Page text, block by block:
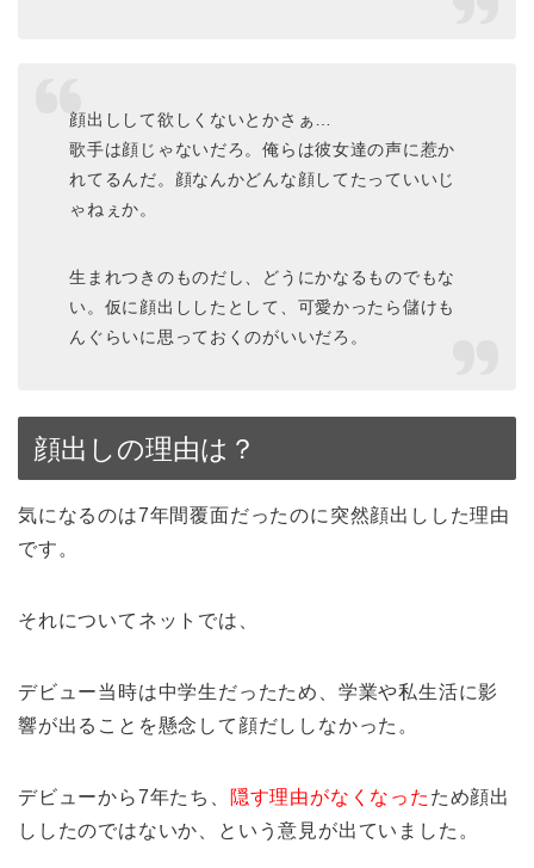
顔出しして欲しくないとかさぁ…
歌手は顔じゃないだろ。俺らは彼女達の声に惹か
れてるんだ。顔なんかどんな顔してたっていいじ
ゃねぇか。
生まれつきのものだし、どうにかなるものでもな
い。仮に顔出ししたとして、可愛かったら儲けも
んぐらいに思っておくのがいいだろ。
顔出しの理由は？
気になるのは7年間覆面だったのに突然顔出しした理由
です。
それについてネットでは、
デビュー当時は中学生だったため、学業や私生活に影
響が出ることを懸念して顔だししなかった。
デビューから7年たち、 隠す理由がなくなった ため顔出
ししたのではないか、という意見が出ていました。